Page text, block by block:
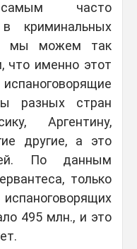
часто
криминальных
мы можем так
что именно этот
разных стран
Аргентину,
другие, а это
По данным
только
495 млн., и это